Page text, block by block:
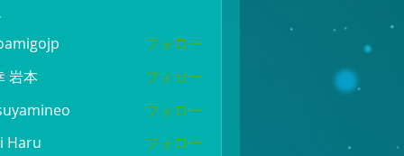
フォロー
岩本
フォロー
フォロー
Haru
フォロー